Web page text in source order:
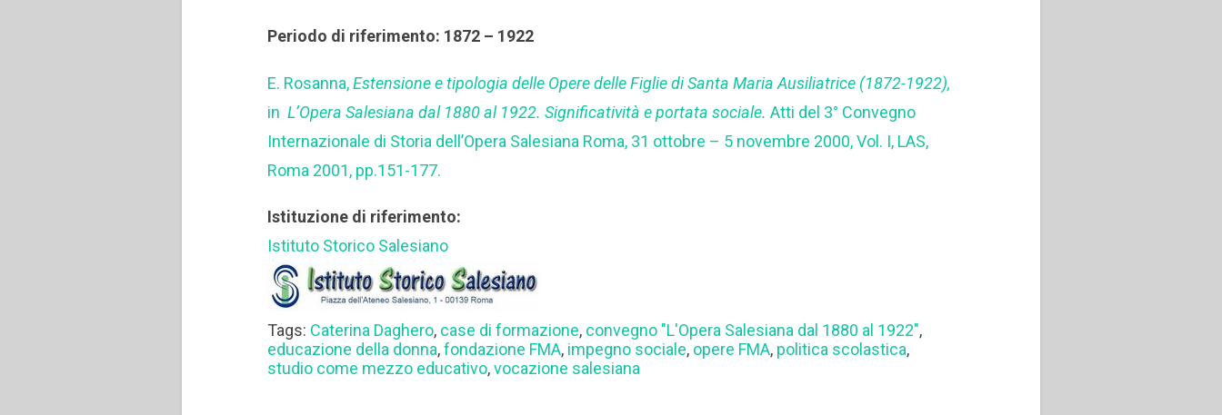
Periodo di riferimento: 1872 – 1922
E. Rosanna,Estensione e tipologia delle Opere delle Figlie di Santa Maria Ausiliatrice (1872-1922),
in L’Opera Salesiana dal 1880 al 1922. Significatività e portata sociale. Atti del 3° Convegno
Internazionale di Storia dell’Opera Salesiana Roma, 31 ottobre – 5 novembre 2000, Vol. I, LAS,
Roma 2001, pp.151-177.
Istituzione di riferimento:
Istituto Storico Salesiano
Tags: Caterina Daghero, case di formazione, convegno "L'Opera Salesiana dal 1880 al 1922",
educazione della donna,fondazione FMA, impegno sociale, opere FMA, politica scolastica,
studio come mezzo educativo,vocazione salesiana